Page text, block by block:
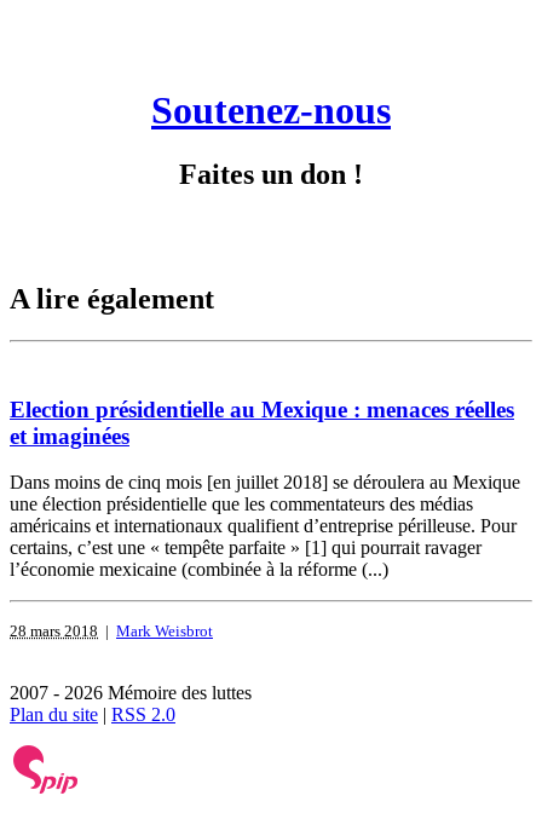
Soutenez-nous
Faites un don !
A lire également
Election présidentielle au Mexique : menaces réelles
et imaginées
Dans moins de cinq mois [en juillet 2018] se déroulera au Mexique
une élection présidentielle que les commentateurs des médias
américains et internationaux qualifient d’entreprise périlleuse. Pour
certains, c’est une « tempête parfaite » [1] qui pourrait ravager
l’économie mexicaine (combinée à la réforme (...)
28 mars 2018 | Mark Weisbrot
2007 - 2026 Mémoire des luttes
Plan du site | RSS 2.0